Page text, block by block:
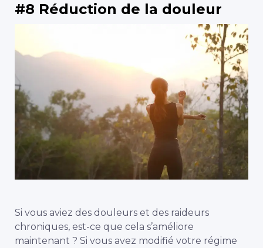
#8 Réduction de la douleur
Si vous aviez des douleurs et des raideurs
chroniques, est-ce que cela s’améliore
maintenant ? Si vous avez modifié votre régime